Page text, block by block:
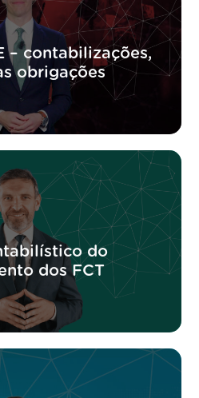
– contabilizações,
obrigações
do
dos FCT